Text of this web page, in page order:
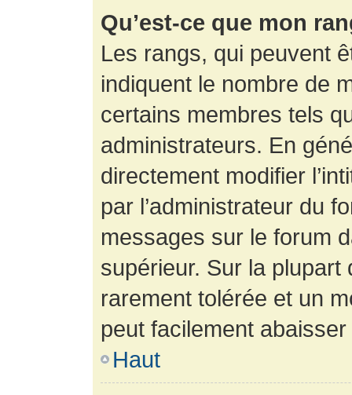
Qu’est-ce que mon
Les rangs, qui peuvent
indiquent le nombre de
certains membres tels
administrateurs. En
directement modifier
par l’administrateur du
messages sur le forum
supérieur. Sur la
rarement tolérée et un
peut facilement
Haut